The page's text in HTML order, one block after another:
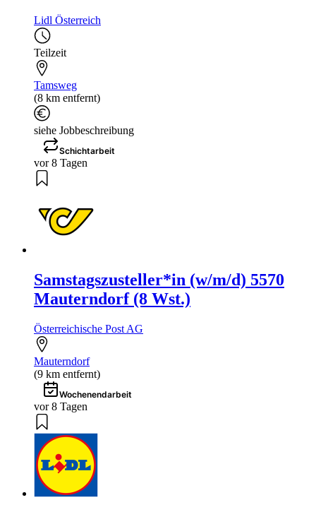
Lidl Österreich
Teilzeit
Tamsweg
(8 km entfernt)
siehe Jobbeschreibung
Schichtarbeit
vor 8 Tagen
Samstagszusteller*in (w/m/d) 5570
Mauterndorf (8 Wst.)
Österreichische Post AG
Mauterndorf
(9 km entfernt)
Wochenendarbeit
vor 8 Tagen